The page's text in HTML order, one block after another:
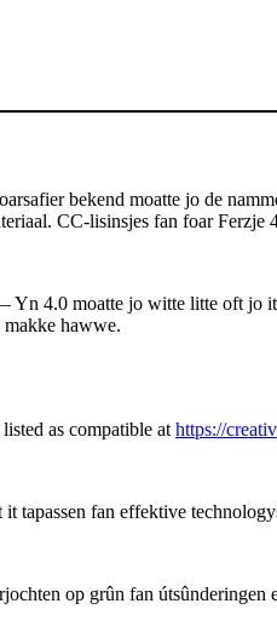
bekend moatte jo de
CC-lisinsjes fan foar
Yn 4.0 moatte jo witte litte oft jo it
hawwe.
as compatible at https://
tapassen fan effektive
op grûn fan útsûnderingen